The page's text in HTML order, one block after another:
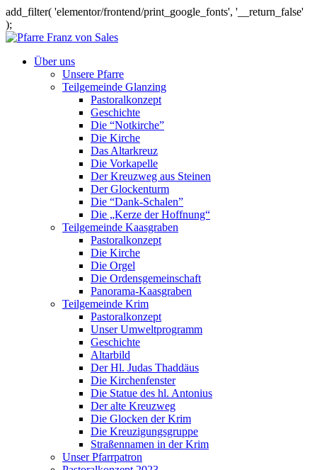
add_filter( 'elementor/frontend/print_google_fonts', '__return_false'
);
Über uns
Unsere Pfarre
Teilgemeinde Glanzing
Pastoralkonzept
Geschichte
Die “Notkirche”
Die Kirche
Das Altarkreuz
Die Vorkapelle
Der Kreuzweg aus Steinen
Der Glockenturm
Die “Dank-Schalen”
Die „Kerze der Hoffnung“
Teilgemeinde Kaasgraben
Pastoralkonzept
Die Kirche
Die Orgel
Die Ordensgemeinschaft
Panorama-Kaasgraben
Teilgemeinde Krim
Pastoralkonzept
Unser Umweltprogramm
Geschichte
Altarbild
Der Hl. Judas Thaddäus
Die Kirchenfenster
Die Statue des hl. Antonius
Der alte Kreuzweg
Die Glocken der Krim
Die Kreuzigungsgruppe
Straßennamen in der Krim
Unser Pfarrpatron